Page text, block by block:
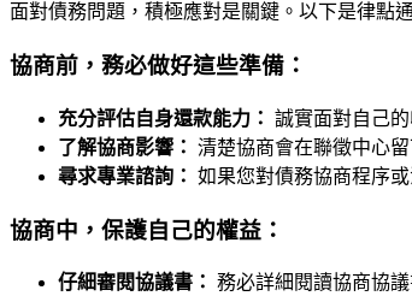
面對債務問題，積極應對是關鍵。以下是律點
協商前，務必做好這些準備：
充分評估自身還款能力： 誠實面對自己
了解協商影響： 清楚協商會在聯徵中心
尋求專業諮詢： 如果您對債務協商程序
協商中，保護自己的權益：
仔細審閱協議書： 務必詳細閱讀協商協